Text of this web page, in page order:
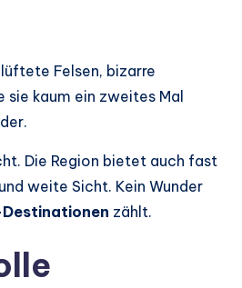
Felsen, bizarre
kaum ein zweites Mal
Die Region bietet auch fast
weite Sicht. Kein Wunder
zählt.